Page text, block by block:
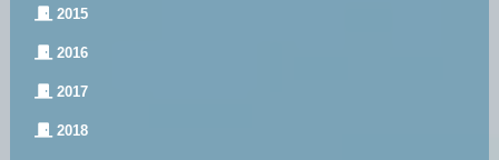
2015
2016
2017
2018